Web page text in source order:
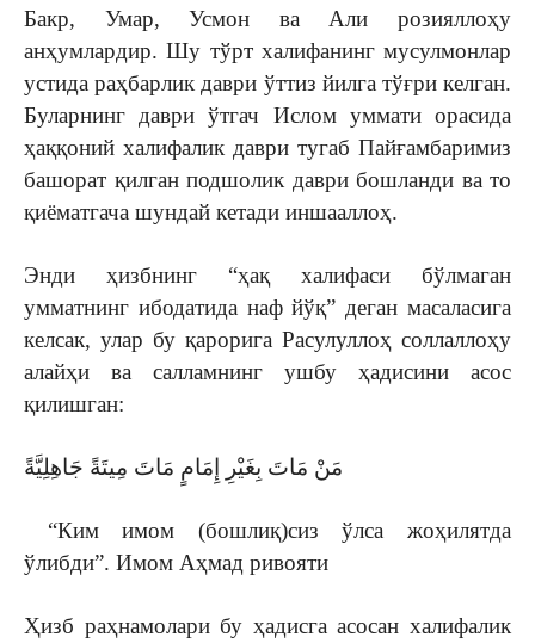
Бакр, Умар, Усмон ва Али розияллоҳу
анҳумлардир. Шу тўрт халифанинг мусулмонлар
устида раҳбарлик даври ўттиз йилга тўғри келган.
Буларнинг даври ўтгач Ислом уммати орасида
ҳаққоний халифалик даври тугаб Пайғамбаримиз
башорат қилган подшолик даври бошланди ва то
қиёматгача шундай кетади иншааллоҳ.
Энди ҳизбнинг “ҳақ халифаси бўлмаган
умматнинг ибодатида наф йўқ” деган масаласига
келсак, улар бу қарорига Расулуллоҳ соллаллоҳу
алайҳи ва салламнинг ушбу ҳадисини асос
қилишган:
مَنْ مَاتَ بِغَيْرِ إِمَامٍ مَاتَ مِيتَةً جَاهِلِيَّةً
“Ким имом (бошлиқ)сиз ўлса жоҳилятда
ўлибди”. Имом Аҳмад ривояти
Ҳизб раҳнамолари бу ҳадисга асосан халифалик